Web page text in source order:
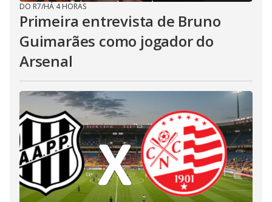
DO R7/HÁ 4 HORAS
Primeira entrevista de Bruno
Guimarães como jogador do
Arsenal